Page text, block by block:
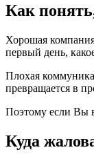
Как
Хорошая компания
первый день,
Плохая
превращается в
Поэтому если Вы
Куда